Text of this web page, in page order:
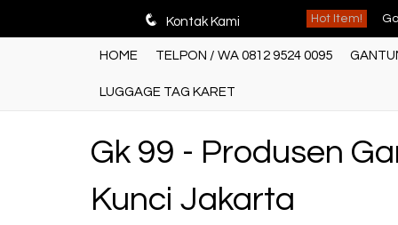
q Kontak Kami Hot Item!
HOME TELPON / WA 0812 9524 0095
LUGGAGE TAG KARET
Gk 99 - Produsen
Kunci Jakarta